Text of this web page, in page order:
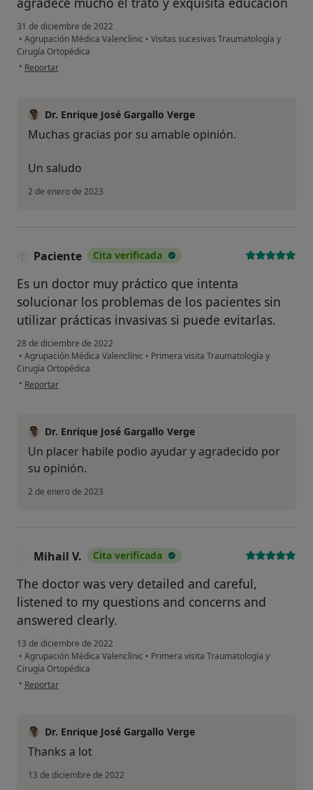
31 de diciembre de 2022
• Agrupación Médica Valenclínic • Visitas sucesivas Traumatología y
Cirugía Ortopédica
• en opinión del usuario Josefa Cervera Chaves
Reportar
Dr. Enrique José Gargallo Verge
Muchas gracias por su amable opinión.
Un saludo
2 de enero de 2023
Paciente Cita verificada
Es un doctor muy práctico que intenta
solucionar los problemas de los pacientes sin
utilizar prácticas invasivas si puede evitarlas.
28 de diciembre de 2022
• Agrupación Médica Valenclínic • Primera visita Traumatología y
Cirugía Ortopédica
• en opinión del usuario Paciente
Reportar
Dr. Enrique José Gargallo Verge
Un placer habile podio ayudar y agradecido por
su opinión.
2 de enero de 2023
Mihail V. Cita verificada
The doctor was very detailed and careful,
listened to my questions and concerns and
answered clearly.
13 de diciembre de 2022
• Agrupación Médica Valenclínic • Primera visita Traumatología y
Cirugía Ortopédica
• en opinión del usuario Mihail V.
Reportar
Dr. Enrique José Gargallo Verge
Thanks a lot
13 de diciembre de 2022